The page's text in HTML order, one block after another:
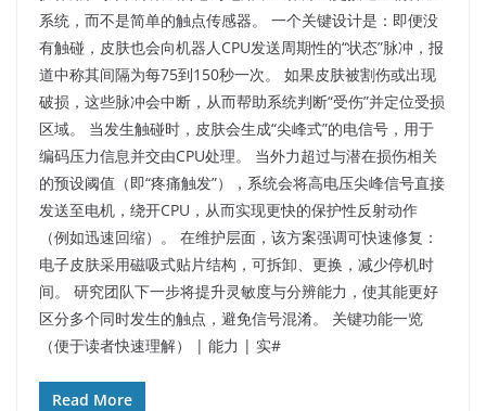
系统，而不是简单的触点传感器。​ 一个关键设计是：即便没
有触碰，皮肤也会向机器人CPU发送周期性的“状态”脉冲，报
道中称其间隔为每75到150秒一次。​ 如果皮肤被割伤或出现
破损，这些脉冲会中断，从而帮助系统判断“受伤”并定位受损
区域。​ 当发生触碰时，皮肤会生成“尖峰式”的电信号，用于
编码压力信息并交由CPU处理。​ 当外力超过与潜在损伤相关
的预设阈值（即“疼痛触发”），系统会将高电压尖峰信号直接
发送至电机，绕开CPU，从而实现更快的保护性反射动作
（例如迅速回缩）。​ 在维护层面，该方案强调可快速修复：
电子皮肤采用磁吸式贴片结构，可拆卸、更换，减少停机时
间。​ 研究团队下一步将提升灵敏度与分辨能力，使其能更好
区分多个同时发生的触点，避免信号混淆。​ 关键功能一览
（便于读者快速理解）​ | 能力 | 实#
Read More